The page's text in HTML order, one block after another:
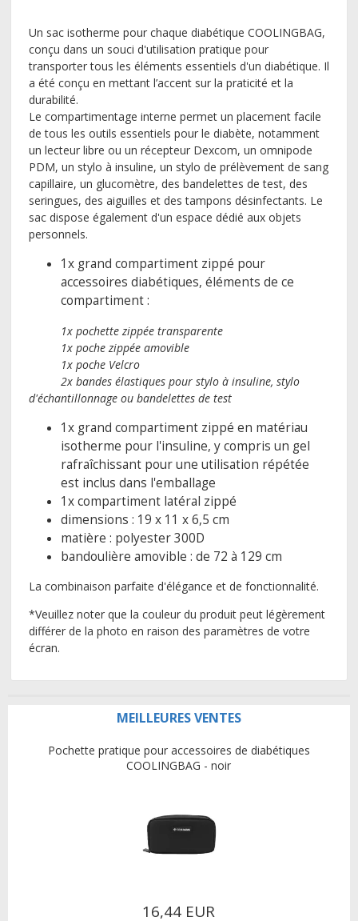
Un sac isotherme pour chaque diabétique COOLINGBAG,
conçu dans un souci d'utilisation pratique pour
transporter tous les éléments essentiels d'un diabétique. Il
a été conçu en mettant l’accent sur la praticité et la
durabilité.
Le compartimentage interne permet un placement facile
de tous les outils essentiels pour le diabète, notamment
un lecteur libre ou un récepteur Dexcom, un omnipode
PDM, un stylo à insuline, un stylo de prélèvement de sang
capillaire, un glucomètre, des bandelettes de test, des
seringues, des aiguilles et des tampons désinfectants. Le
sac dispose également d'un espace dédié aux objets
personnels.
1x grand compartiment zippé pour
accessoires diabétiques, éléments de ce
compartiment :
1x pochette zippée transparente
1x poche zippée amovible
1x poche Velcro
2x bandes élastiques pour stylo à insuline, stylo
d'échantillonnage ou bandelettes de test
1x grand compartiment zippé en matériau
isotherme pour l'insuline, y compris un gel
rafraîchissant pour une utilisation répétée
est inclus dans l'emballage
1x compartiment latéral zippé
dimensions : 19 x 11 x 6,5 cm
matière : polyester 300D
bandoulière amovible : de 72 à 129 cm
La combinaison parfaite d'élégance et de fonctionnalité.
*Veuillez noter que la couleur du produit peut légèrement
différer de la photo en raison des paramètres de votre
écran.
MEILLEURES VENTES
Pochette pratique pour accessoires de diabétiques
COOLINGBAG - noir
16,44 EUR